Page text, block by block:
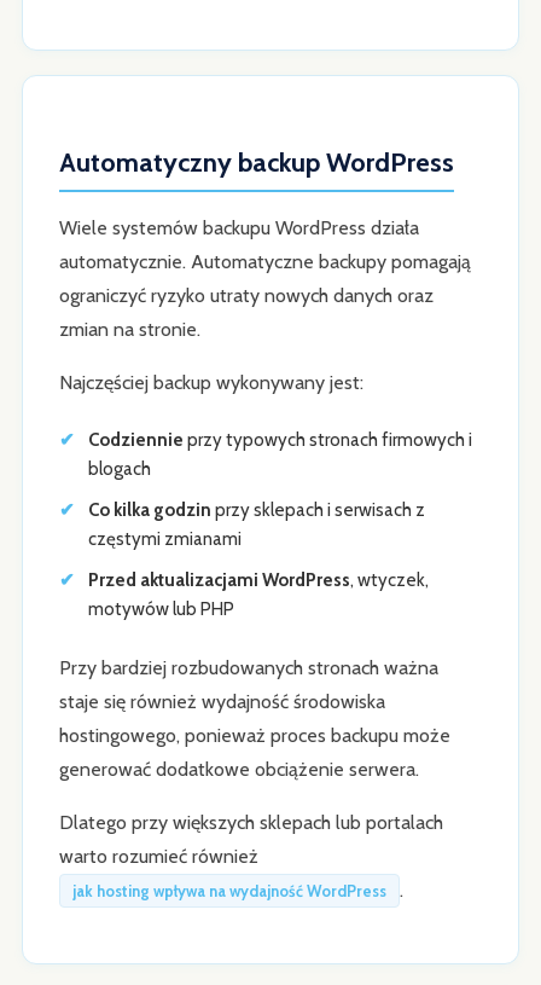
Automatyczny backup WordPress
Wiele systemów backupu WordPress działa
automatycznie. Automatyczne backupy pomagają
ograniczyć ryzyko utraty nowych danych oraz
zmian na stronie.
Najczęściej backup wykonywany jest:
Codziennie przy typowych stronach firmowych i
blogach
Co kilka godzin przy sklepach i serwisach z
częstymi zmianami
Przed aktualizacjami WordPress, wtyczek,
motywów lub PHP
Przy bardziej rozbudowanych stronach ważna
staje się również wydajność środowiska
hostingowego, ponieważ proces backupu może
generować dodatkowe obciążenie serwera.
Dlatego przy większych sklepach lub portalach
warto rozumieć również
jak hosting wpływa na wydajność WordPress .